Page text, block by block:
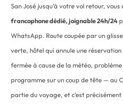
San José jusqu’à votre vol retour, vous
francophone dédié, joignable 24h/24
WhatsApp. Route coupée par un
verte, hôtel qui annule une
fermée à cause de la météo,
programme sur un coup de tête — au
partie du voyage, et c’est précisément